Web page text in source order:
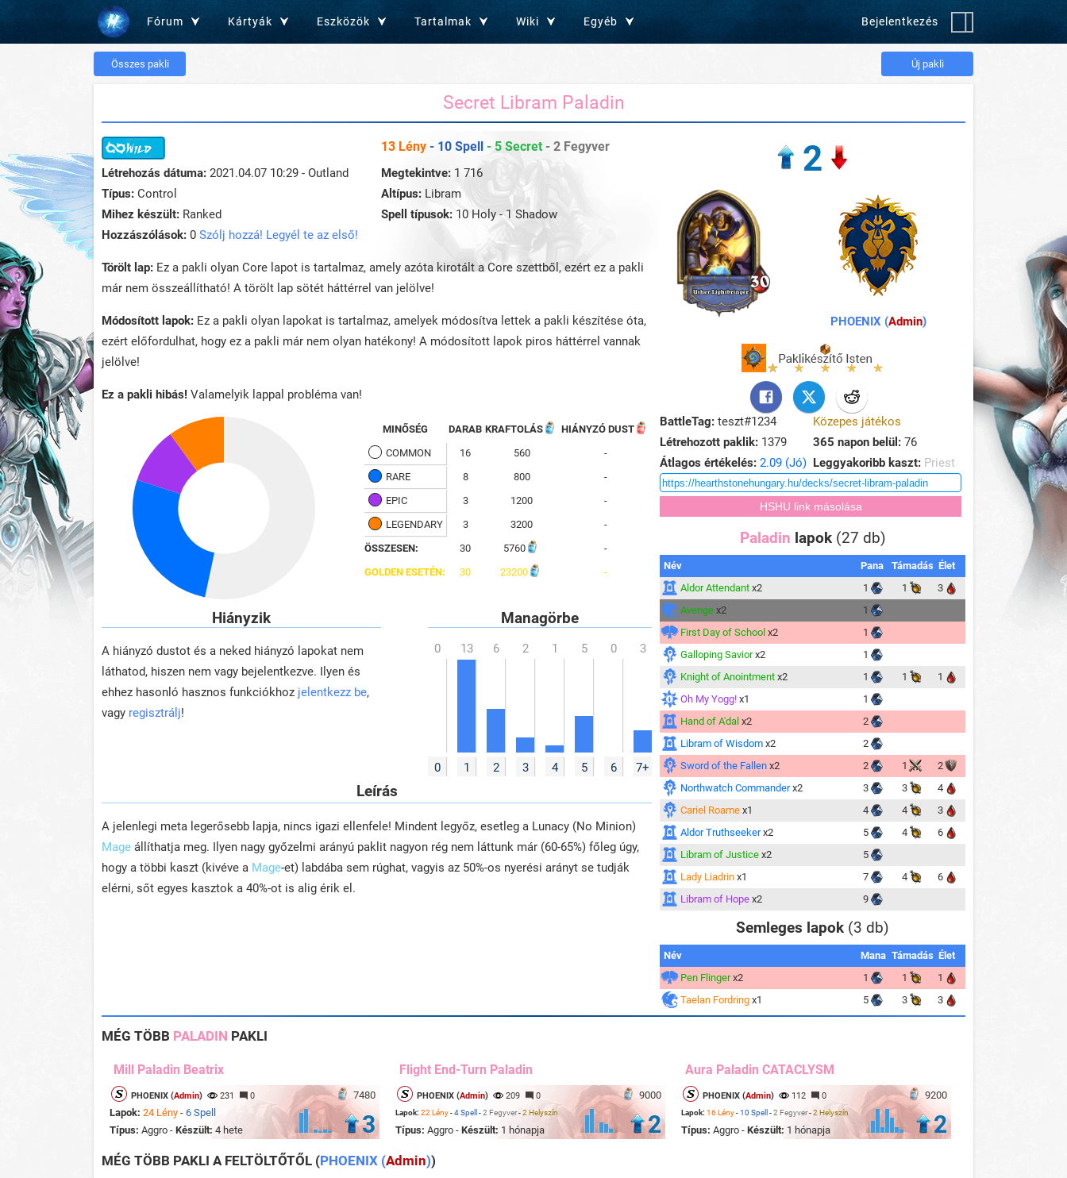
Fórum Kártyák Eszközök Tartalmak Wiki Egyéb Bejelentkezés
Összes pakli Új pakli
Secret Libram Paladin
13 Lény - 10 Spell- 5 Secret- 2 Fegyver
Létrehozás dátuma: 2021.04.07 10:29 - Outland Megtekintve:1 716
Típus: Control Altípus: Libram
Mihez készült: Ranked Spell típusok:10 Holy - 1 Shadow
Hozzászólások: 0 Szólj hozzá! Legyél te az első!
Törölt lap: Ez a pakli olyan Core lapot is tartalmaz, amely azóta kirotált a Core szettből, ezért ez a pakli
már nem összeállítható! A törölt lap sötét háttérrel van jelölve!
Módosított lapok: Ez a pakli olyan lapokat is tartalmaz, amelyek módosítva lettek a pakli készítése óta,
ezért előfordulhat, hogy ez a pakli már nem olyan hatékony! A módosított lapok piros háttérrel vannak
jelölve!
Ez a pakli hibás! Valamelyik lappal probléma van!
MINŐSÉG DARAB KRAFTOLÁS
HIÁNYZÓ DUST
COMMON
16 560
-
RARE
8 800
-
EPIC
3 1200
-
LEGENDARY
3 3200
-
ÖSSZESEN:
30 5760
-
GOLDEN ESETÉN:
30 23200 -
Hiányzik
A hiányzó dustot és a neked hiányzó lapokat nem
láthatod, hiszen nem vagy bejelentkezve. Ilyen és
ehhez hasonló hasznos funkciókhoz jelentkezz be,
vagy regisztrálj!
Managörbe
0 1 2 3 4 5 6 7+
Leírás
A jelenlegi meta legerősebb lapja, nincs igazi ellenfele! Mindent legyőz, esetleg a Lunacy (No Minion)
Mage állíthatja meg. Ilyen nagy győzelmi arányú paklit nagyon rég nem láttunk már (60-65%) főleg úgy,
hogy a többi kaszt (kivéve a Mage-et) labdába sem rúghat, vagyis az 50%-os nyerési arányt se tudják
elérni, sőt egyes kasztok a 40%-ot is alig érik el.
2
PHOENIX (Admin)
BattleTag: teszt#1234
Közepes játékos
Létrehozott paklik: 1379 365 napon belül:76
Átlagos értékelés: 2.09 (Jó) Leggyakoribb kaszt: Priest
Paladin lapok (27 db)
Név Pana Támadás Élet
Aldor Attendant x2 1 1
3
Avenge x2
1
First Day of School x2
1
Galloping Savior x2
1
Knight of Anointment x2 1 1
1
Oh My Yogg! x1
1
Hand of A'dal x2
2
Libram of Wisdom x2
2
Sword of the Fallen x2 2 1
2
Northwatch Commander x2 3 3
4
Cariel Roame x1 4 4
3
Aldor Truthseeker x2 5 4
6
Libram of Justice x2
5
Lady Liadrin x1 7 4
6
Libram of Hope x2 9
Semleges lapok (3 db)
Név Mana Támadás Élet
Pen Flinger x2 1 1
1
Taelan Fordring x1 5 3 3
MÉG TÖBB PALADIN PAKLI
Mill Paladin Beatrix
7480
PHOENIX (Admin) 231 0
Lapok: 24 Lény - 6 Spell
Típus: Aggro - Készült: 4 hete 3
Flight End-Turn Paladin
9000
PHOENIX (Admin) 209 0
Lapok: 22 Lény-4 Spell -2 Fegyver-2 Helyszín
Típus: Aggro - Készült: 1 hónapja 2
Aura Paladin CATACLYSM
9200
PHOENIX (Admin) 112 0
Lapok: 16 Lény-10 Spell -2 Fegyver-2 Helyszín
Típus: Aggro - Készült: 1 hónapja 2
MÉG TÖBB PAKLI A FELTÖLTŐTŐL (PHOENIX (Admin))